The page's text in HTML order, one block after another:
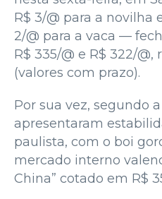
R$ 3/@ para a novilha
2/@ para a vaca —
R$ 335/@ e R$ 322/
(valores com prazo).
Por sua vez, segundo
apresentaram
paulista, com o boi
mercado interno
China” cotado em R$